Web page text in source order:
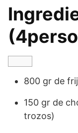
800 gr de
150 gr de
trozos)